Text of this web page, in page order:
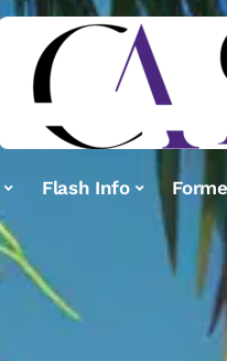
Flash Info Forme